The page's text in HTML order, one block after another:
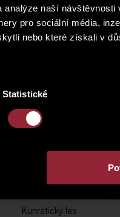
naší návštěvnosti
pro sociální média,
nebo které získali v
Statistické
Kunratický les